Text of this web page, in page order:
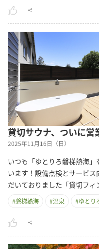
貸切サウナ、ついに営
2025年11月16日（日）
いつも「ゆとりろ磐梯熱海
います！設備点検とサービ
だいておりました「貸切フ
#磐梯熱海 #温泉 #ゆとり